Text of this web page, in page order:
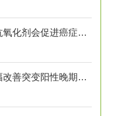
研究再证明食用抗氧化剂会促进癌症转移
罗氏组合疗法大幅改善突变阳性晚期黑色素瘤总生存期